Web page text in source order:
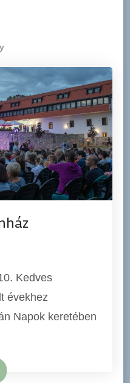
Kedves
évekhez
Napok keretében